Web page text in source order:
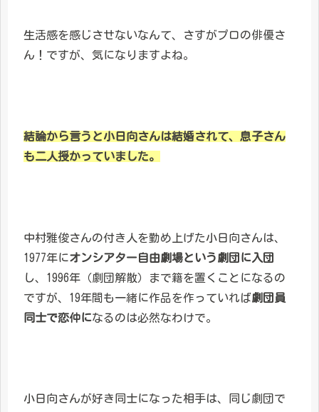
生活感を感じさせないなんて、さすがプロの俳優さ
ん！ですが、気になりますよね。
結論から言うと小日向さんは結婚されて、息子さん
も二人授かっていました。
中村雅俊さんの付き人を勤め上げた小日向さんは、
1977年にオンシアター自由劇場という劇団に入団
し、1996年（劇団解散）まで籍を置くことになるの
ですが、19年間も一緒に作品を作っていれば劇団員
同士で恋仲になるのは必然なわけで。
小日向さんが好き同士になった相手は、同じ劇団で